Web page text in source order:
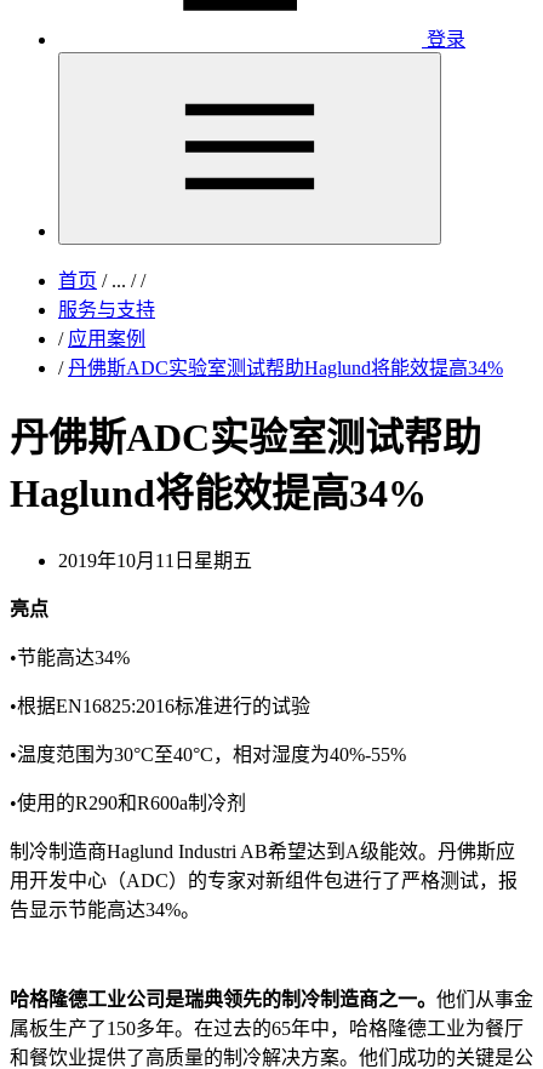
登录
首页 /... / /
服务与支持
/ 应用案例
/ 丹佛斯ADC实验室测试帮助Haglund将能效提高34%
丹佛斯ADC实验室测试帮助
Haglund将能效提高34%
2019年10月11日星期五
亮点
•节能高达34%
•根据EN16825:2016标准进行的试验
•温度范围为30°C至40°C，相对湿度为40%-55%
•使用的R290和R600a制冷剂
制冷制造商Haglund Industri AB希望达到A级能效。丹佛斯应
用开发中心（ADC）的专家对新组件包进行了严格测试，报
告显示节能高达34%。
哈格隆德工业公司是瑞典领先的制冷制造商之一。 他们从事金
属板生产了150多年。在过去的65年中，哈格隆德工业为餐厅
和餐饮业提供了高质量的制冷解决方案。他们成功的关键是公